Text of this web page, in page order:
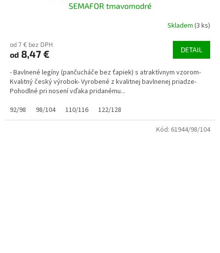
SEMAFOR tmavomodré
Skladem (3 ks)
od 7 € bez DPH
od 8,47 € DETAIL
- Bavlnené legíny (pančucháče bez ťapiek) s atraktívnym vzorom-
Kvalitný český výrobok- Vyrobené z kvalitnej bavlnenej priadze-
Pohodlné pri nosení vďaka pridanému...
92/98
98/104 110/116 122/128
Kód: 61944/98/104